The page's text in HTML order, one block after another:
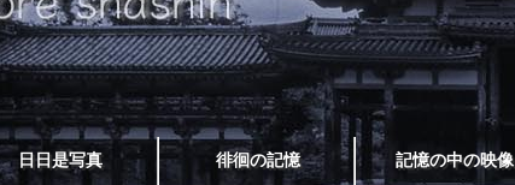
日日是写真 徘徊の記憶 記憶の中の映像